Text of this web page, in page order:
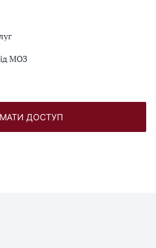
МОЗ
ДОСТУП